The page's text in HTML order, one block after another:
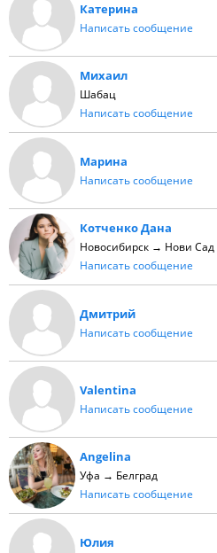
Катерина
Написать сообщение
Михаил
Шабац
Написать сообщение
Марина
Написать сообщение
Котченко Дана
Новосибирск → Нови Сад
Написать сообщение
Дмитрий
Написать сообщение
Valentina
Написать сообщение
Angelina
Уфа → Белград
Написать сообщение
Юлия